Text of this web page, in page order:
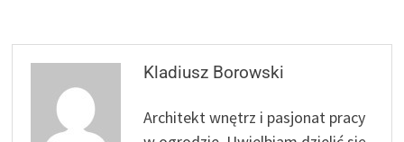
Kladiusz Borowski
Architekt wnętrz i pasjonat pracy